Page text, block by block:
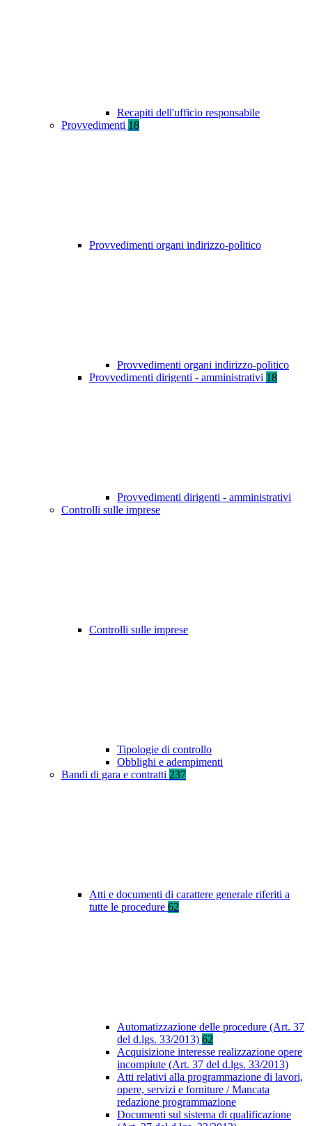
Recapiti dell'ufficio responsabile
Provvedimenti 18
Provvedimenti organi indirizzo-politico
Provvedimenti organi indirizzo-politico
Provvedimenti dirigenti - amministrativi 18
Provvedimenti dirigenti - amministrativi
Controlli sulle imprese
Controlli sulle imprese
Tipologie di controllo
Obblighi e adempimenti
Bandi di gara e contratti 237
Atti e documenti di carattere generale riferiti a
tutte le procedure 62
Automatizzazione delle procedure (Art. 37
del d.lgs. 33/2013) 62
Acquisizione interesse realizzazione opere
incompiute (Art. 37 del d.lgs. 33/2013)
Atti relativi alla programmazione di lavori,
opere, servizi e forniture / Mancata
redazione programmazione
Documenti sul sistema di qualificazione